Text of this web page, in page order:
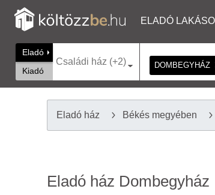
ELADÓ
Eladó
Kiadó
Családi ház (+2) DOMBEGYHÁZ
Eladó ház Békés megyében
Eladó ház Dombegyház